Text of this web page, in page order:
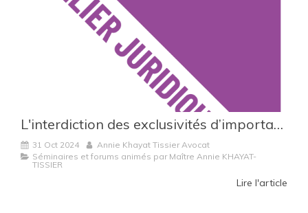
L'interdiction des exclusivités d’importation à la Réunion
31 Oct 2024
Annie Khayat Tissier Avocat
Séminaires et forums animés par Maître Annie KHAYAT-
TISSIER
Lire l'article